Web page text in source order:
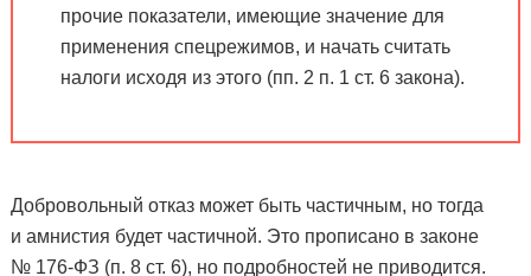
прочие показатели, имеющие значение для
применения спецрежимов, и начать считать
налоги исходя из этого (пп. 2 п. 1 ст. 6 закона).
Добровольный отказ может быть частичным, но тогда
и амнистия будет частичной. Это прописано в законе
№ 176-ФЗ (п. 8 ст. 6), но подробностей не приводится.